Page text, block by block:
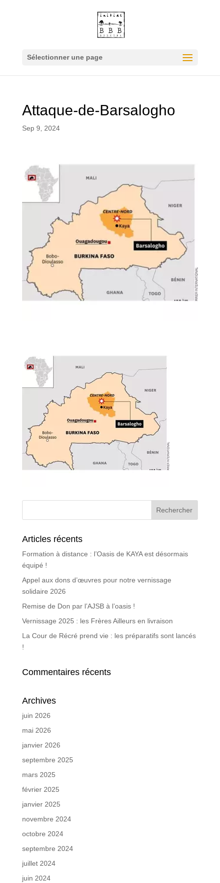
Sélectionner une page
Attaque-de-Barsalogho
Sep 9, 2024
Articles récents
Formation à distance : l’Oasis de KAYA est désormais
équipé !
Appel aux dons d’œuvres pour notre vernissage
solidaire 2026
Remise de Don par l’AJSB à l’oasis !
Vernissage 2025 : les Frères Ailleurs en livraison
La Cour de Récré prend vie : les préparatifs sont lancés
!
Commentaires récents
Archives
juin 2026
mai 2026
janvier 2026
septembre 2025
mars 2025
février 2025
janvier 2025
novembre 2024
octobre 2024
septembre 2024
juillet 2024
juin 2024